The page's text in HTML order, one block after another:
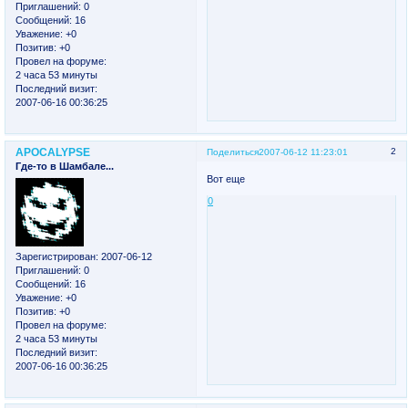
Приглашений: 0
Сообщений: 16
Уважение: +0
Позитив: +0
Провел на форуме:
2 часа 53 минуты
Последний визит:
2007-06-16 00:36:25
Поделиться 2
2007-06-12 11:23:01
APOCALYPSE
Где-то в Шамбале...
Зарегистрирован: 2007-06-12
Приглашений: 0
Сообщений: 16
Уважение: +0
Позитив: +0
Провел на форуме:
2 часа 53 минуты
Последний визит:
2007-06-16 00:36:25
Вот еще
0